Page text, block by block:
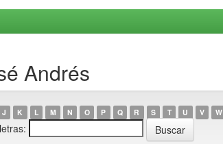
Andrés
J K L M N O P Q R S T U V W